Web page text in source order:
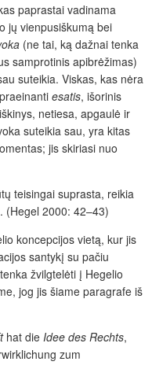
paprastai vadinama
jų vienpusiškumą bei
(ne tai, ką dažnai tenka
samprotinis apibrėžimas)
suteikia. Viskas, kas nėra
esatis, išorinis
netiesa, apgaulė ir
suteikia sau, yra kitas
jis skiriasi nuo
teisingai suprasta, reikia
(Hegel 2000: 42–43)
koncepcijos vietą, kur jis
santykį su pačiu
žvilgtelėti į Hegelio
jog jis šiame paragrafe iš
hat die Idee des Rechts,
zum